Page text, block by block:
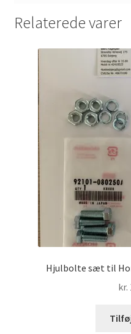
Relaterede varer
Hjulbolte sæt til
kr.